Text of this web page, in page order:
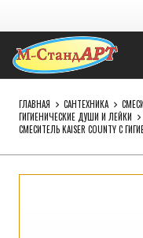
ГЛАВНАЯ САНТЕХНИКА
ГИГИЕНИЧЕСКИЕ ДУШИ И ЛЕЙКИ
СМЕСИТЕЛЬ KAISER COUNTY С